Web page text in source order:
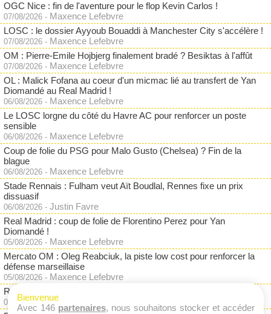
OGC Nice : fin de l'aventure pour le flop Kevin Carlos !
07/08/2026 - Maxence Lefebvre
LOSC : le dossier Ayyoub Bouaddi à Manchester City s'accélère !
07/08/2026 - Maxence Lefebvre
OM : Pierre-Emile Hojbjerg finalement bradé ? Besiktas à l'affût
07/08/2026 - Maxence Lefebvre
OL : Malick Fofana au coeur d'un micmac lié au transfert de Yan
Diomandé au Real Madrid !
06/08/2026 - Maxence Lefebvre
Le LOSC lorgne du côté du Havre AC pour renforcer un poste
sensible
06/08/2026 - Maxence Lefebvre
Coup de folie du PSG pour Malo Gusto (Chelsea) ? Fin de la
blague
06/08/2026 - Maxence Lefebvre
Stade Rennais : Fulham veut Aït Boudlal, Rennes fixe un prix
dissuasif
06/08/2026 - Justin Favre
Real Madrid : coup de folie de Florentino Perez pour Yan
Diomandé !
05/08/2026 - Maxence Lefebvre
Mercato OM : Oleg Reabciuk, la piste low cost pour renforcer la
défense marseillaise
05/08/2026 - Maxence Lefebvre
RC Lens : la surprise Ilan Kebbal (Paris FC) ?
05/08/2026 -Justin Favre
Bienvenue
Avec 146 partenaires, nous souhaitons stocker et accéder